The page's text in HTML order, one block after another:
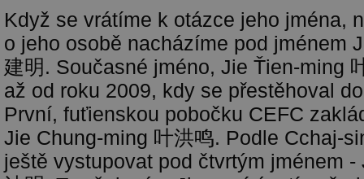
Když se vrátíme k otázce jeho jména,
o jeho osobě nacházíme pod jménem
建明. Současné jméno, Jie Ťien-ming
až od roku 2009, kdy se přestěhoval
První, fuťienskou pobočku CEFC
Jie Chung-ming 叶洪鸣. Podle Cchaj-
ještě vystupovat pod čtvrtým jménem -